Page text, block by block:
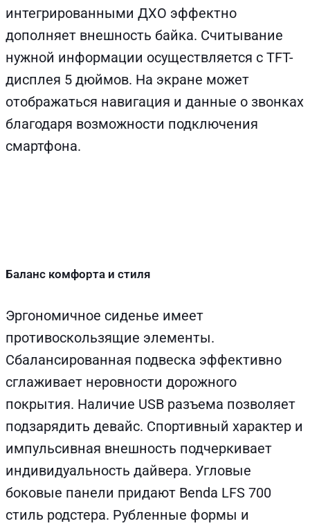
интегрированными ДХО эффектно
дополняет внешность байка. Считывание
нужной информации осуществляется с TFT-
дисплея 5 дюймов. На экране может
отображаться навигация и данные о звонках
благодаря возможности подключения
смартфона.
Баланс комфорта и стиля
Эргономичное сиденье имеет
противоскользящие элементы.
Сбалансированная подвеска эффективно
сглаживает неровности дорожного
покрытия. Наличие USB разъема позволяет
подзарядить девайс. Спортивный характер и
импульсивная внешность подчеркивает
индивидуальность дайвера. Угловые
боковые панели придают Benda LFS 700
стиль родстера. Рубленные формы и